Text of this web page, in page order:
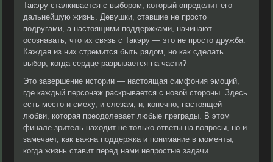
Такэру сталкивается с выбором, который определит его
дальнейшую жизнь. Девушки, ставшие не просто
подругами, а настоящими поддержками, начинают
осознавать, что их связь с Такэру — это не просто дружба.
Каждая из них стремится быть рядом, но как сделать
выбор, когда сердце разрывается на части?
Это завершение истории — настоящая симфония эмоций,
где каждый персонаж раскрывается с новой стороны. Здесь
есть место и смеху, и слезам, и, конечно, настоящей
любви, которая преодолевает любые преграды. В этом
финале зритель находит не только ответы на вопросы, но и
замечает, как важна поддержка и понимание в моменты,
когда жизнь ставит перед нами непростые задачи.